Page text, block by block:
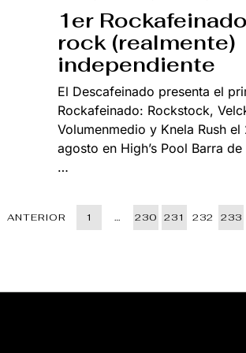
L
I
O
,
2
0
2
1er
rock (realmente)
independiente
El Descafeinado presenta el
Rockafeinado: Rockstock,
Volumenmedio y Knela Rush el
agosto en High’s Pool Barra de
…
ANTERIOR 1 … 230 231 232 233